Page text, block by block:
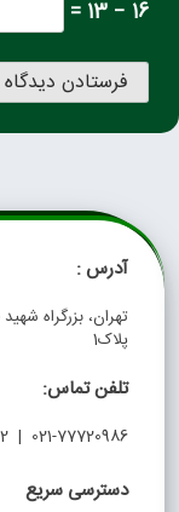
16 − 13 =
آدرس :
تهران، بزرگراه
پلاک1
تلفن تماس:
021-77720986 | 021-22454492
دسترسی سریع